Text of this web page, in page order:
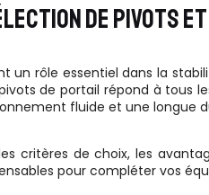
DE PIVOTS
un rôle essentiel dans la
de portail répond à tous
fluide et une longue
critères de choix, les
pour compléter vos